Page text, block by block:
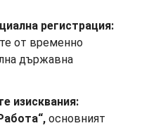
регистрация:
от временно
държавна
изисквания:
основният